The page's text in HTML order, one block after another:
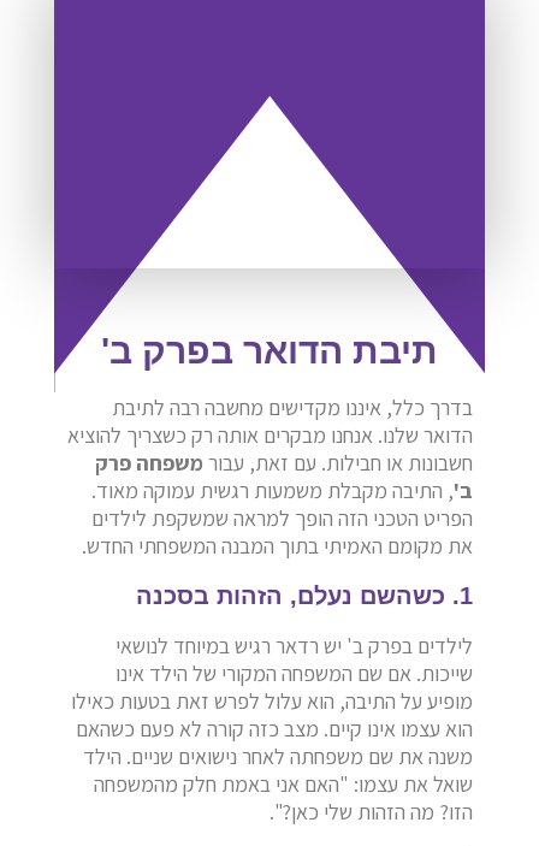
תיבת הדואר בפרק ב'
בדרך כלל, איננו מקדישים מחשבה רבה לתיבת
הדואר שלנו. אנחנו מבקרים אותה רק כשצריך להוציא
חשבונות או חבילות. עם זאת, עבור משפחה פרק
ב', התיבה מקבלת משמעות רגשית עמוקה מאוד.
הפריט הטכני הזה הופך למראה שמשקפת לילדים
את מקומם האמיתי בתוך המבנה המשפחתי החדש.
1. כשהשם נעלם, הזהות בסכנה
לילדים בפרק ב' יש רדאר רגיש במיוחד לנושאי
שייכות. אם שם המשפחה המקורי של הילד אינו
מופיע על התיבה, הוא עלול לפרש זאת בטעות כאילו
הוא עצמו אינו קיים. מצב כזה קורה לא פעם כשהאם
משנה את שם משפחתה לאחר נישואים שניים. הילד
שואל את עצמו: "האם אני באמת חלק מהמשפחה
הזו? מה הזהות שלי כאן?".